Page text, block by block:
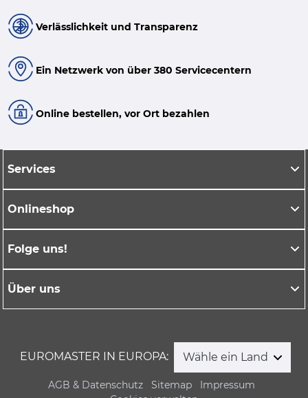
Verlässlichkeit und Transparenz
Ein Netzwerk von über 380 Servicecentern
Online bestellen, vor Ort bezahlen
Services
Onlineshop
Folge uns!
Über uns
EUROMASTER IN EUROPA: Wähle ein Land
AGB & Datenschutz Sitemap
Impressum